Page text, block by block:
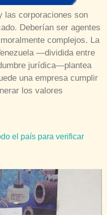
las corporaciones son
Deberían ser agentes
complejos. La
—dividida entre
jurídica—plantea
una empresa cumplir
los valores
el país para verificar